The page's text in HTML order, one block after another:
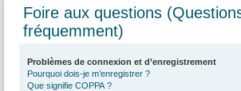
Foire aux questions
fréquemment)
Problèmes de connexion et d’enregistrement
Pourquoi dois-je m’enregistrer ?
Que signifie COPPA ?